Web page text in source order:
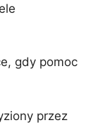
gdy pomoc
przez